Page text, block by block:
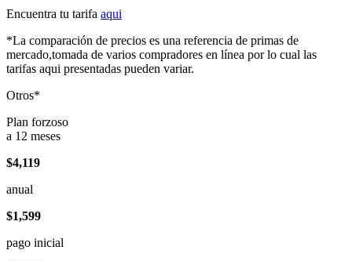
Encuentra tu tarifa aqui
*La comparación de precios es una referencia de primas de
mercado,tomada de varios compradores en línea por lo cual las
tarifas aqui presentadas pueden variar.
Otros*
Plan forzoso
a 12 meses
$4,119
anual
$1,599
pago inicial